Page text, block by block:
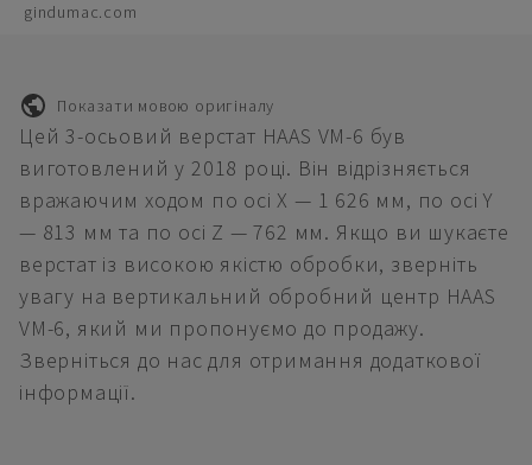
gindumac.com
Показати мовою оригіналу
Цей 3-осьовий верстат HAAS VM-6 був
виготовлений у 2018 році. Він відрізняється
вражаючим ходом по осі X — 1 626 мм, по осі Y
— 813 мм та по осі Z — 762 мм. Якщо ви шукаєте
верстат із високою якістю обробки, зверніть
увагу на вертикальний обробний центр HAAS
VM-6, який ми пропонуємо до продажу.
Зверніться до нас для отримання додаткової
інформації.